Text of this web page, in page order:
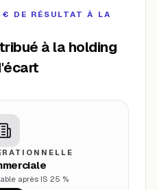
DE RÉSULTAT À LA
à la holding
après IS 25 %